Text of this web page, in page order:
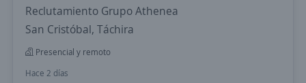
Reclutamiento Grupo Athenea
San Cristóbal, Táchira
Presencial y remoto
Hace 2 días